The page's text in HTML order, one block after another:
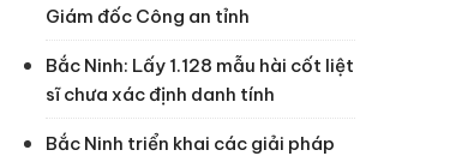
Giám đốc Công an tỉnh
Bắc Ninh: Lấy 1.128 mẫu hài cốt liệt
sĩ chưa xác định danh tính
Bắc Ninh triển khai các giải pháp